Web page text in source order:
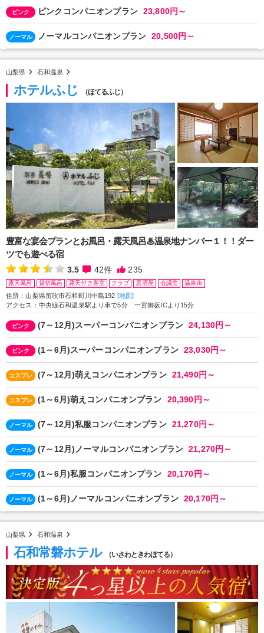
ピンク ピンクコンパニオンプラン 23,800円～
ノーマル ノーマルコンパニオンプラン 20,500円～
山梨県 石和温泉
ホテルふじ （ほてるふじ）
豊富な宴会プランとお風呂・露天風呂♨温泉地ナンバー１！！ダー
ツでも遊べる宿
3.5 42件 235
露天風呂 貸切風呂 露天付き客室 クラブ 居酒屋 会議室 温泉街
住所：山梨県笛吹市石和町川中島192 [地図]
アクセス：中央線石和温泉駅より車で5分 一宮御坂ICより15分
ピンク (7～12月)スーパーコンパニオンプラン 24,130円～
ピンク (1～6月)スーパーコンパニオンプラン 23,030円～
コスプレ (7～12月)萌えコンパニオンプラン 21,490円～
コスプレ (1～6月)萌えコンパニオンプラン 20,390円～
ノーマル (7～12月)私服コンパニオンプラン 21,270円～
ノーマル (7～12月)ノーマルコンパニオンプラン 21,270円～
ノーマル (1～6月)私服コンパニオンプラン 20,170円～
ノーマル (1～6月)ノーマルコンパニオンプラン 20,170円～
山梨県 石和温泉
石和常磐ホテル （いさわときわほてる）